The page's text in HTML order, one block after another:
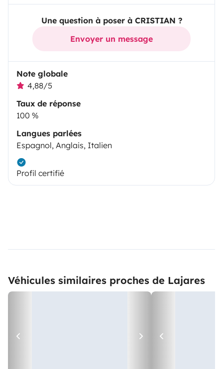
Une question à poser à CRISTIAN ?
Envoyer un message
Note globale
4,88/5
Taux de réponse
100 %
Langues parlées
Espagnol, Anglais, Italien
Profil certifié
Véhicules similaires proches de Lajares